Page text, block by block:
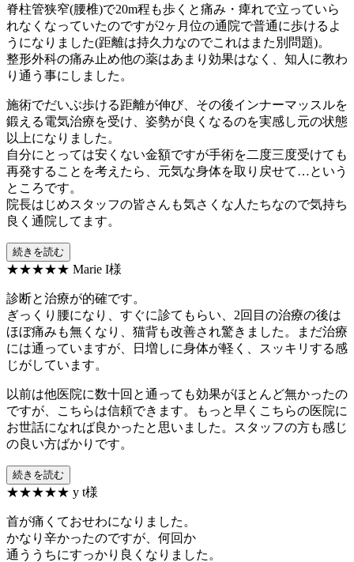
脊柱管狭窄(腰椎)で20m程も歩くと痛み・痺れで立っていら
れなくなっていたのですが2ヶ月位の通院で普通に歩けるよ
うになりました(距離は持久力なのでこれはまた別問題)。
整形外科の痛み止め他の薬はあまり効果はなく、知人に教わ
り通う事にしました。
施術でだいぶ歩ける距離が伸び、その後インナーマッスルを
鍛える電気治療を受け、姿勢が良くなるのを実感し元の状態
以上になりました。
自分にとっては安くない金額ですが手術を二度三度受けても
再発することを考えたら、元気な身体を取り戻せて…という
ところです。
院長はじめスタッフの皆さんも気さくな人たちなので気持ち
良く通院してます。
続きを読む
★★★★★ Marie I様
診断と治療が的確です。
ぎっくり腰になり、すぐに診てもらい、2回目の治療の後は
ほぼ痛みも無くなり、猫背も改善され驚きました。まだ治療
には通っていますが、日増しに身体が軽く、スッキリする感
じがしています。
以前は他医院に数十回と通っても効果がほとんど無かったの
ですが、こちらは信頼できます。もっと早くこちらの医院に
お世話になれば良かったと思いました。スタッフの方も感じ
の良い方ばかりです。
続きを読む
★★★★★ y t様
首が痛くておせわになりました。
かなり辛かったのですが、何回か
通ううちにすっかり良くなりました。